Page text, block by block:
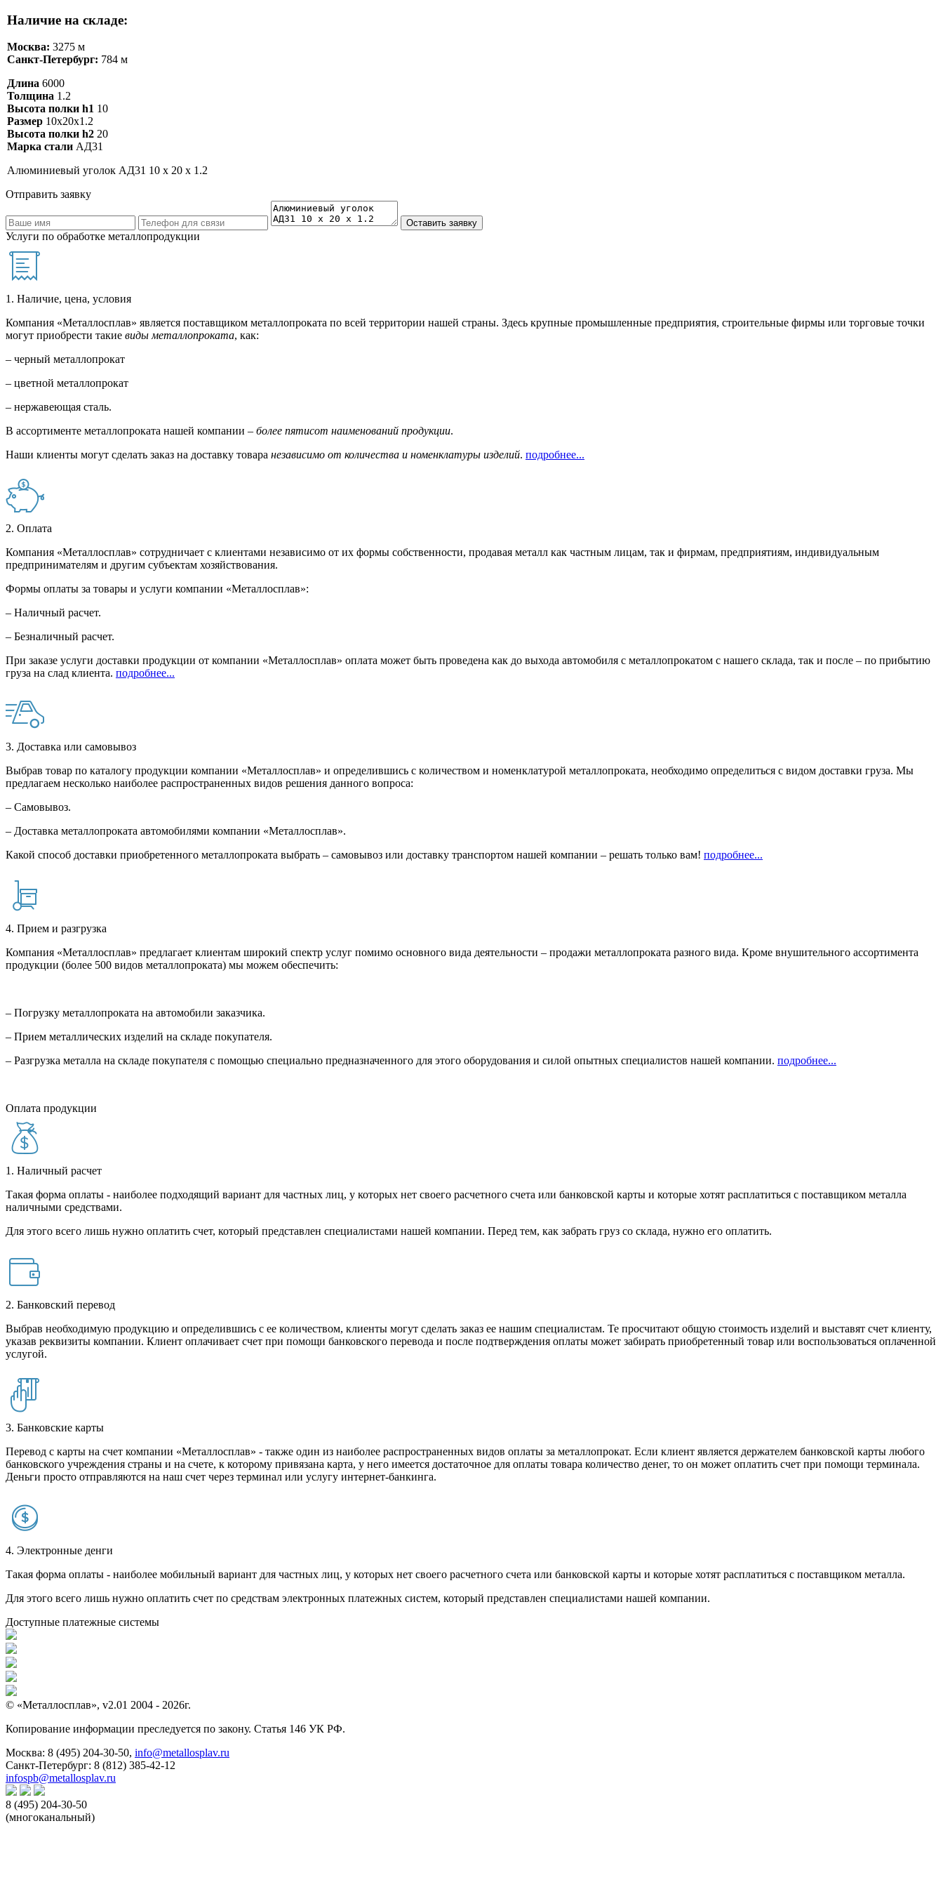
Наличие на складе:
Москва: 3275 м
Санкт-Петербург: 784 м
Длина 6000
Толщина 1.2
Высота полки h1 10
Размер 10х20х1.2
Высота полки h2 20
Марка стали АД31
Алюминиевый уголок АД31 10 х 20 х 1.2
Отправить заявку
Услуги по обработке металлопродукции
1. Наличие, цена, условия
Компания «Металлосплав» является поставщиком металлопроката по всей территории нашей страны. Здесь крупные промышленные предприятия, строительные фирмы или торговые точки
могут приобрести такие виды металлопроката, как:
– черный металлопрокат
– цветной металлопрокат
– нержавеющая сталь.
В ассортименте металлопроката нашей компании – более пятисот наименований продукции.
Наши клиенты могут сделать заказ на доставку товара независимо от количества и номенклатуры изделий. подробнее...
2. Оплата
Компания «Металлосплав» сотрудничает с клиентами независимо от их формы собственности, продавая металл как частным лицам, так и фирмам, предприятиям, индивидуальным
предпринимателям и другим субъектам хозяйствования.
Формы оплаты за товары и услуги компании «Металлосплав»:
– Наличный расчет.
– Безналичный расчет.
При заказе услуги доставки продукции от компании «Металлосплав» оплата может быть проведена как до выхода автомобиля с металлопрокатом с нашего склада, так и после – по прибытию
груза на слад клиента. подробнее...
3. Доставка или самовывоз
Выбрав товар по каталогу продукции компании «Металлосплав» и определившись с количеством и номенклатурой металлопроката, необходимо определиться с видом доставки груза. Мы
предлагаем несколько наиболее распространенных видов решения данного вопроса:
– Самовывоз.
– Доставка металлопроката автомобилями компании «Металлосплав».
Какой способ доставки приобретенного металлопроката выбрать – самовывоз или доставку транспортом нашей компании – решать только вам! подробнее...
4. Прием и разгрузка
Компания «Металлосплав» предлагает клиентам широкий спектр услуг помимо основного вида деятельности – продажи металлопроката разного вида. Кроме внушительного ассортимента
продукции (более 500 видов металлопроката) мы можем обеспечить:
– Погрузку металлопроката на автомобили заказчика.
– Прием металлических изделий на складе покупателя.
– Разгрузка металла на складе покупателя с помощью специально предназначенного для этого оборудования и силой опытных специалистов нашей компании. подробнее...
Оплата продукции
1. Наличный расчет
Такая форма оплаты - наиболее подходящий вариант для частных лиц, у которых нет своего расчетного счета или банковской карты и которые хотят расплатиться с поставщиком металла
наличными средствами.
Для этого всего лишь нужно оплатить счет, который представлен специалистами нашей компании. Перед тем, как забрать груз со склада, нужно его оплатить.
2. Банковский перевод
Выбрав необходимую продукцию и определившись с ее количеством, клиенты могут сделать заказ ее нашим специалистам. Те просчитают общую стоимость изделий и выставят счет клиенту,
указав реквизиты компании. Клиент оплачивает счет при помощи банковского перевода и после подтверждения оплаты может забирать приобретенный товар или воспользоваться оплаченной
услугой.
3. Банковские карты
Перевод с карты на счет компании «Металлосплав» - также один из наиболее распространенных видов оплаты за металлопрокат. Если клиент является держателем банковской карты любого
банковского учреждения страны и на счете, к которому привязана карта, у него имеется достаточное для оплаты товара количество денег, то он может оплатить счет при помощи терминала.
Деньги просто отправляются на наш счет через терминал или услугу интернет-банкинга.
4. Электронные денги
Такая форма оплаты - наиболее мобильный вариант для частных лиц, у которых нет своего расчетного счета или банковской карты и которые хотят расплатиться с поставщиком металла.
Для этого всего лишь нужно оплатить счет по средствам электронных платежных систем, который представлен специалистами нашей компании.
Доступные платежные системы
© «Металлосплав», v2.01 2004 - 2026г.
Копирование информации преследуется по закону. Статья 146 УК РФ.
Москва: 8 (495) 204-30-50, info@metallosplav.ru
Санкт-Петербург: 8 (812) 385-42-12
infospb@metallosplav.ru
8 (495) 204-30-50
(многоканальный)